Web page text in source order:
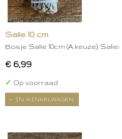
Salie 10 cm
Bosje Salie 10cm (A keuze).
€ 6,99
✓ Op voorraad
IN WINKELWAGEN